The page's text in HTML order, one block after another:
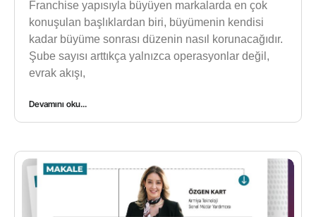
Franchise yapısıyla büyüyen markalarda en çok
konuşulan başlıklardan biri, büyümenin kendisi
kadar büyüme sonrası düzenin nasıl korunacağıdır.
Şube sayısı arttıkça yalnızca operasyonlar değil,
evrak akışı,
Devamını oku...